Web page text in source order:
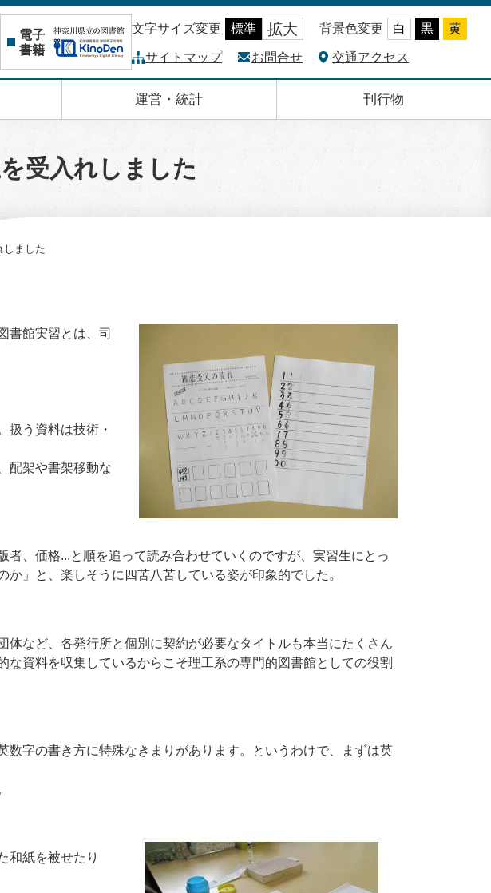
電子
書籍
文字サイズ変更 標準 拡大 背景色変更 白 黒 黄
サイトマップ お問合せ 交通アクセス
運営・統計 刊行物
受入れしました
しました
書館実習とは、司
扱う資料は技術・
配架や書架移動な
、価格...と順を追って読み合わせていくのですが、実習生にとっ
」と、楽しそうに四苦八苦している姿が印象的でした。
など、各発行所と個別に契約が必要なタイトルも本当にたくさん
資料を収集しているからこそ理工系の専門的図書館としての役割
字の書き方に特殊なきまりがあります。というわけで、まずは英
和紙を被せたり